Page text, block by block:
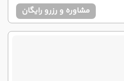
مشاوره و رزرو رایگان